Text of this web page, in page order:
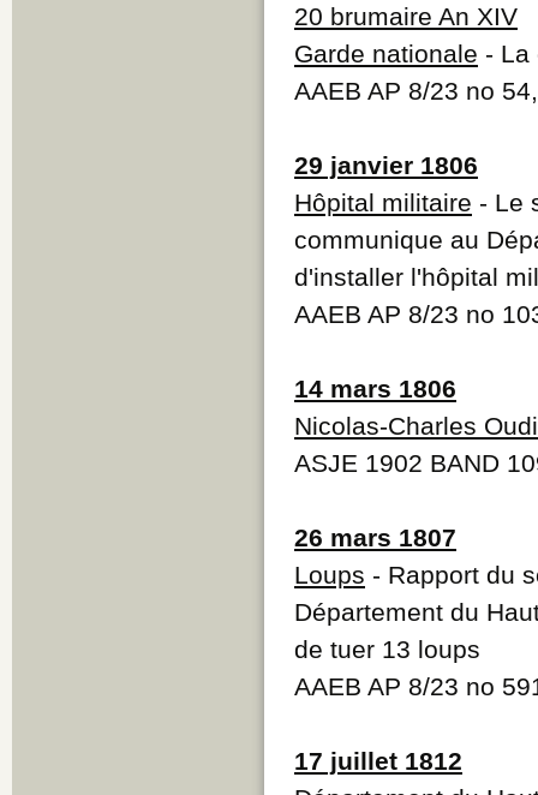
20 brumaire An XIV
Garde nationale - La
AAEB AP 8/23 no
29 janvier 1806
Hôpital militaire - Le
communique au
d'installer l'hôpital
AAEB AP 8/23 no
14 mars 1806
Nicolas-Charles
ASJE 1902 BAND
26 mars 1807
Loups - Rapport du
Département du
de tuer 13 loups
AAEB AP 8/23 no
17 juillet 1812